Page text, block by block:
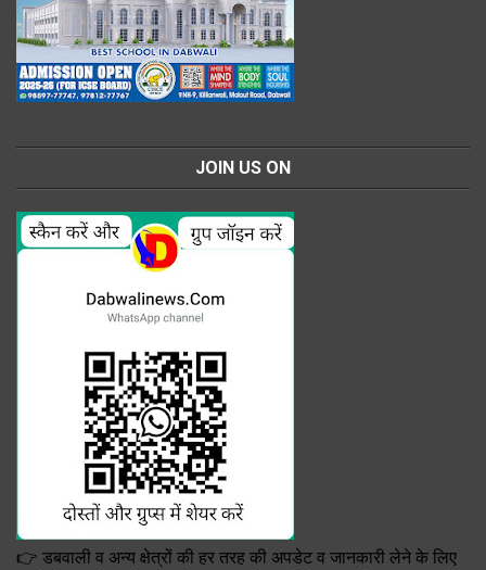
JOIN US ON
👉 डबवाली व अन्य क्षेत्रों की हर तरह की अपडेट व जानकारी लेने के लिए